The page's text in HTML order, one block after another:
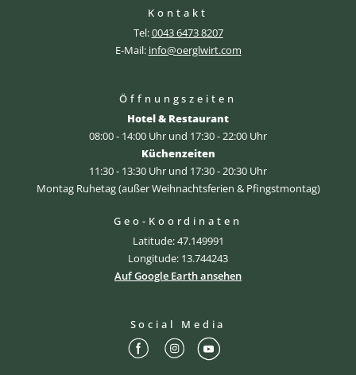
Kontakt
Tel:0043 6473 8207
E-Mail: info@oerglwirt.com
Öffnungszeiten
Hotel & Restaurant
08:00 - 14:00 Uhr und 17:30 - 22:00 Uhr
Küchenzeiten
11:30 - 13:30 Uhr und 17:30 - 20:30 Uhr
Montag Ruhetag (außer Weihnachtsferien & Pfingstmontag)
Geo-Koordinaten
Latitude: 47.149991
Longitude: 13.744243
Auf Google Earth ansehen
Social Media